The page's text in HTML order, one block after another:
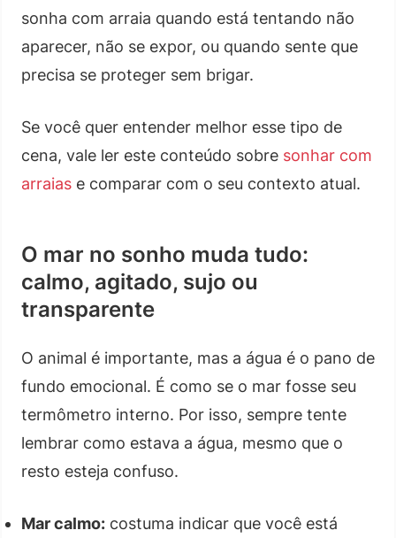
sonha com arraia quando está tentando não
aparecer, não se expor, ou quando sente que
precisa se proteger sem brigar.
Se você quer entender melhor esse tipo de
cena, vale ler este conteúdo sobre sonhar com
arraias e comparar com o seu contexto atual.
O mar no sonho muda tudo:
calmo, agitado, sujo ou
transparente
O animal é importante, mas a água é o pano de
fundo emocional. É como se o mar fosse seu
termômetro interno. Por isso, sempre tente
lembrar como estava a água, mesmo que o
resto esteja confuso.
Mar calmo: costuma indicar que você está